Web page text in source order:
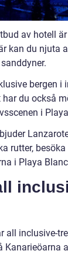
av hotell
kan du njuta
bergen i
du också
i
rutter,
i Playa
all inclusive-
Kanarieöarna